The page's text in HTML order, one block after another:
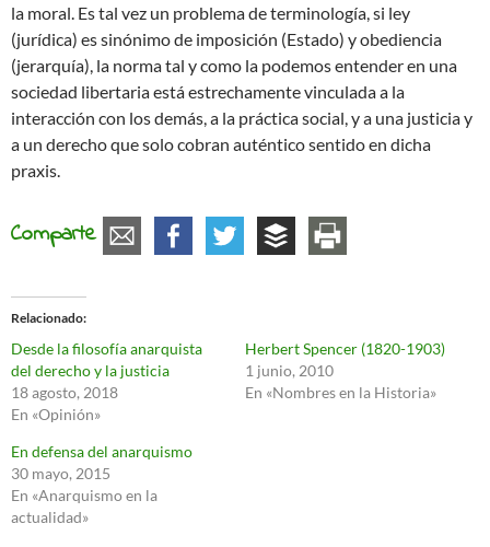
la moral. Es tal vez un problema de terminología, si ley
(jurídica) es sinónimo de imposición (Estado) y obediencia
(jerarquía), la norma tal y como la podemos entender en una
sociedad libertaria está estrechamente vinculada a la
interacción con los demás, a la práctica social, y a una justicia y
a un derecho que solo cobran auténtico sentido en dicha
praxis.
Comparte
Relacionado
Desde la filosofía anarquista
del derecho y la justicia
18 agosto, 2018
En «Opinión»
Herbert Spencer (1820-1903)
1 junio, 2010
En «Nombres en la Historia»
En defensa del anarquismo
30 mayo, 2015
En «Anarquismo en la
actualidad»